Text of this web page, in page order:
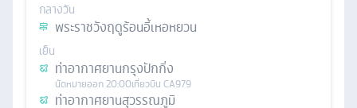
กลางวัน
พระราชวังฤดูร้อนอี้เหอหยวน
เย็น
ท่าอากาศยานกรุงปักกิ่ง
นัดหมายออก20:00เที่ยวบิน CA979
ท่าอากาศยานสุวรรณภูมิ